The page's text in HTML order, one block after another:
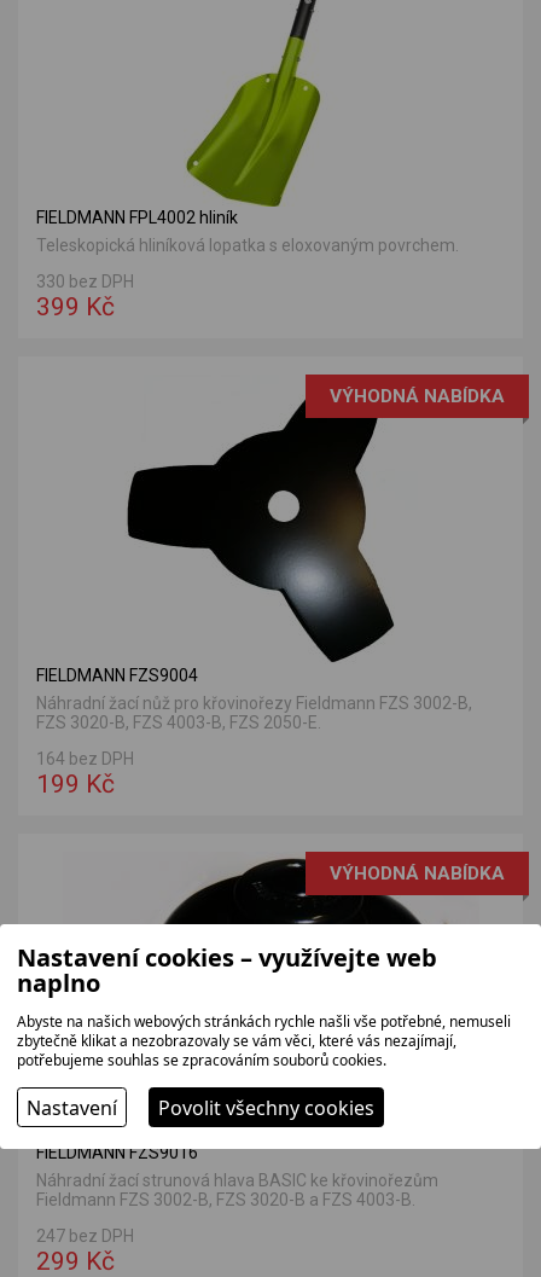
FIELDMANN FPL4002 hliník
Teleskopická hliníková lopatka s eloxovaným povrchem.
330 bez DPH
399 Kč
VÝHODNÁ NABÍDKA
FIELDMANN FZS9004
Náhradní žací nůž pro křovinořezy Fieldmann FZS 3002-B,
FZS 3020-B, FZS 4003-B, FZS 2050-E.
164 bez DPH
199 Kč
VÝHODNÁ NABÍDKA
FIELDMANN FZS9016
Náhradní žací strunová hlava BASIC ke křovinořezům
Fieldmann FZS 3002-B, FZS 3020-B a FZS 4003-B.
247 bez DPH
299 Kč
Nastavení cookies – využívejte web
naplno
Abyste na našich webových stránkách rychle našli vše potřebné, nemuseli
zbytečně klikat a nezobrazovaly se vám věci, které vás nezajímají,
potřebujeme souhlas se zpracováním souborů cookies.
Nastavení Povolit všechny cookies